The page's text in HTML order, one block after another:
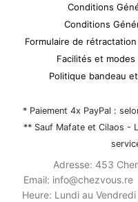
Conditions
Conditions
Formulaire de
Facilités et
Politique bandeau
* Paiement 4x PayPal :
** Sauf Mafate et Cilaos -
Adresse: 453
Email: info@chezvous.re
Heure: Lundi au